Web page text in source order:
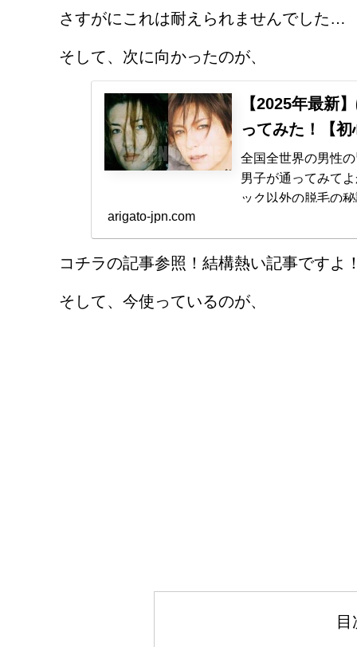
さすがにこれは耐えられませんでした…
そして、次に向かったのが、
【2025年最新
ってみた！【
全国全世界の男性
男子が通ってみて
ック以外の脱毛の
arigato-jpn.com
コチラの記事参照！結構熱い記事ですよ
そして、今使っているのが、
目